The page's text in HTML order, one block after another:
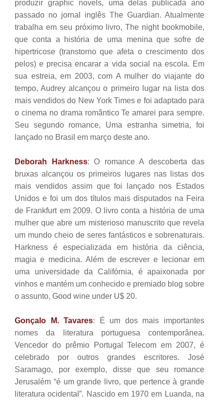
produzir graphic novels, uma delas publicada ano
passado no jornal inglês The Guardian. Atualmente
trabalha em seu próximo livro, The night bookmobile,
que conta a história de uma menina que sofre de
hipertricose (transtorno que afeta o crescimento dos
pelos) e precisa encarar a vida social na escola. Em
sua estreia, em 2003, com A mulher do viajante do
tempo, Audrey alcançou o primeiro lugar na lista dos
mais vendidos do New York Times e foi adaptado para
o cinema no drama romântico Te amarei para sempre.
Seu segundo romance, Uma estranha simetria, foi
lançado no Brasil em março deste ano.
Deborah Harkness: O romance A descoberta das
bruxas alcançou os primeiros lugares nas listas dos
mais vendidos assim que foi lançado nos Estados
Unidos e foi um dos títulos mais disputados na Feira
de Frankfurt em 2009. O livro conta a história de uma
mulher que abre um misterioso manuscrito que revela
um mundo cheio de seres fantásticos e sobrenaturais.
Harkness é especializada em história da ciência,
magia e medicina. Além de escrever e lecionar em
uma universidade da Califórnia, é apaixonada por
vinhos e mantém um conhecido e premiado blog sobre
o assunto, Good wine under U$ 20.
Gonçalo M. Tavares: É um dos mais importantes
nomes da literatura portuguesa contemporânea.
Vencedor do prêmio Portugal Telecom em 2007, é
celebrado por outros grandes escritores. José
Saramago, por exemplo, disse que seu romance
Jerusalém “é um grande livro, que pertence à grande
literatura ocidental”. Nascido em 1970 em Luanda, na